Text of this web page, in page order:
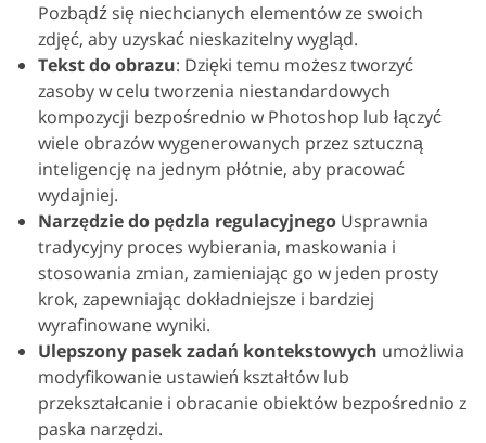
Pozbądź się niechcianych elementów ze swoich
zdjęć, aby uzyskać nieskazitelny wygląd.
Tekst do obrazu: Dzięki temu możesz tworzyć
zasoby w celu tworzenia niestandardowych
kompozycji bezpośrednio w Photoshop lub łączyć
wiele obrazów wygenerowanych przez sztuczną
inteligencję na jednym płótnie, aby pracować
wydajniej.
Narzędzie do pędzla regulacyjnego Usprawnia
tradycyjny proces wybierania, maskowania i
stosowania zmian, zamieniając go w jeden prosty
krok, zapewniając dokładniejsze i bardziej
wyrafinowane wyniki.
Ulepszony pasek zadań kontekstowych umożliwia
modyfikowanie ustawień kształtów lub
przekształcanie i obracanie obiektów bezpośrednio z
paska narzędzi.